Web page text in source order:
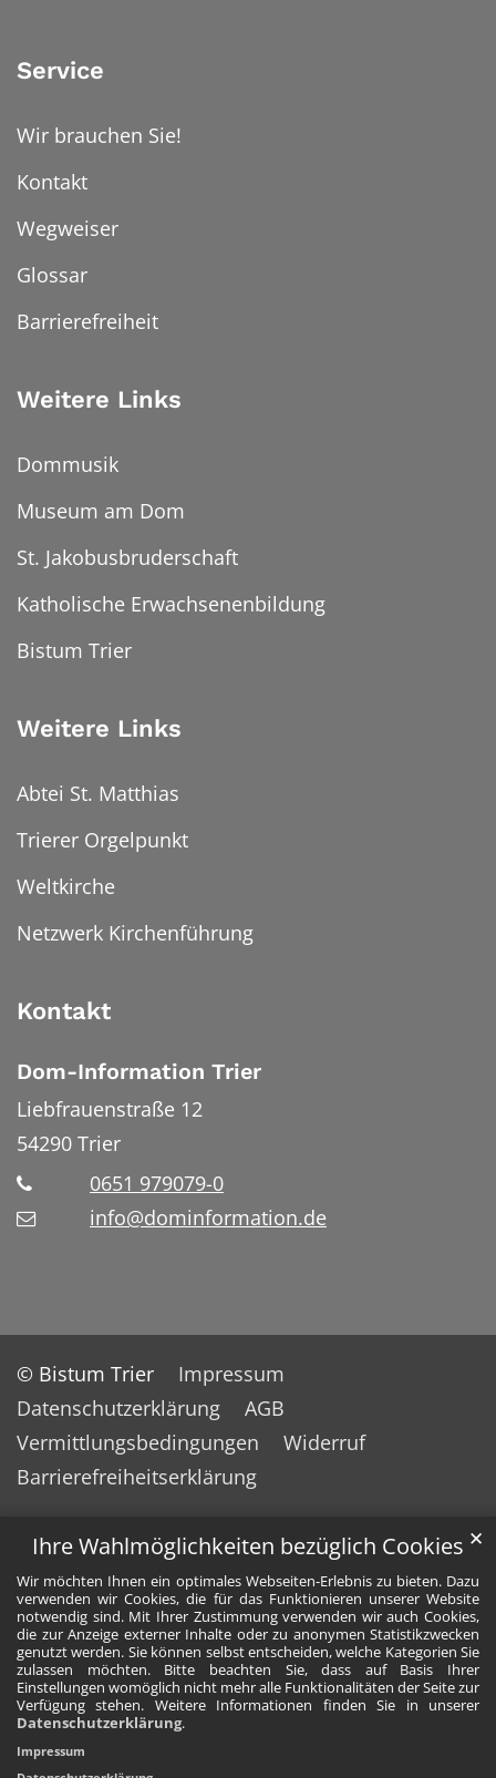
Ihre Wahlmöglichkeiten bezüglich Cookies
Wir möchten Ihnen ein optimales Webseiten-Erlebnis zu bieten. Dazu
verwenden wir Cookies, die für das Funktionieren unserer Website
notwendig sind. Mit Ihrer Zustimmung verwenden wir auch Cookies,
die zur Anzeige externer Inhalte oder zu anonymen Statistikzwecken
genutzt werden. Sie können selbst entscheiden, welche Kategorien Sie
zulassen möchten. Bitte beachten Sie, dass auf Basis Ihrer
Einstellungen womöglich nicht mehr alle Funktionalitäten der Seite zur
Verfügung stehen. Weitere Informationen finden Sie in unserer
Datenschutzerklärung.
✕
Impressum
Service
Wir brauchen Sie!
Kontakt
Wegweiser
Glossar
Barrierefreiheit
Weitere Links
Dommusik
Museum am Dom
St. Jakobusbruderschaft
Katholische Erwachsenenbildung
Bistum Trier
Weitere Links
Abtei St. Matthias
Trierer Orgelpunkt
Weltkirche
Netzwerk Kirchenführung
Kontakt
Dom-Information Trier
Liebfrauenstraße 12
54290 Trier
0651 979079-0
info@dominformation.de
© Bistum Trier
Impressum
Datenschutzerklärung
AGB
Vermittlungsbedingungen
Widerruf
Barrierefreiheitserklärung